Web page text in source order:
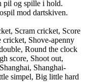
pil og spille i hold.
mod dartskiven.
Scram cricket, Score
Shove-apenny
Round the clock
score, Shoot out,
Shanghai-
simpel, Big little hard